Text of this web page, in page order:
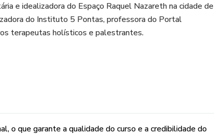
e idealizadora do Espaço Raquel Nazareth na cidade de
do Instituto 5 Pontas, professora do Portal
terapeutas holísticos e palestrantes.
o que garante a qualidade do curso e a credibilidade do